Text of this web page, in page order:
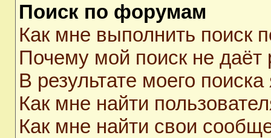
Поиск по форумам
Как мне выполнить
Почему мой поиск не даёт
В результате моего
Как мне найти
Как мне найти свои